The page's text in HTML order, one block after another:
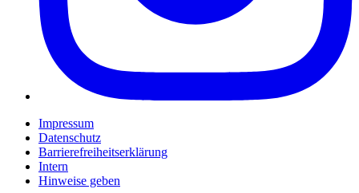
Impressum
Datenschutz
Barrierefreiheitserklärung
Intern
Hinweise geben